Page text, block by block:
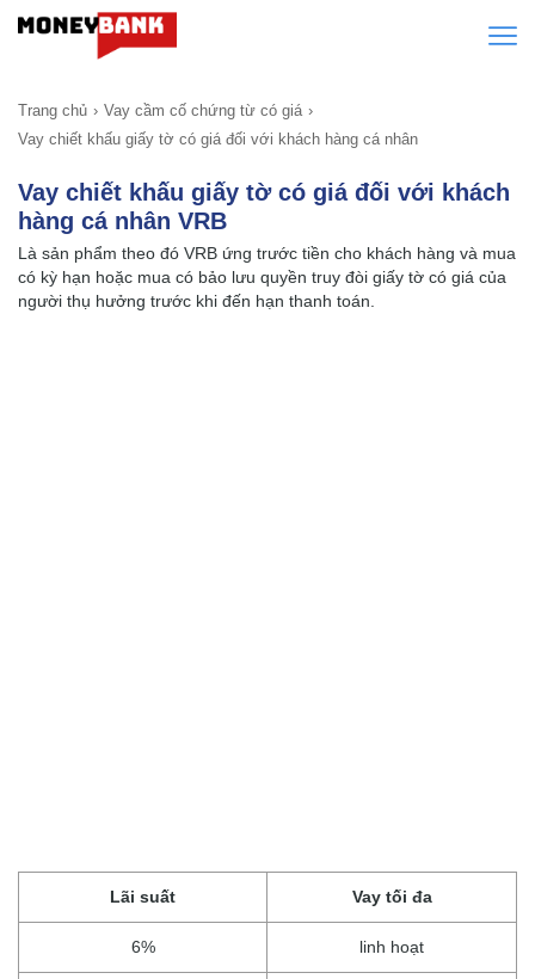
Trang chủ
Vay cầm cố chứng từ có giá
Vay chiết khấu giấy tờ có giá đối với khách hàng cá nhân
Vay chiết khấu giấy tờ có giá đối với khách
hàng cá nhân VRB
Là sản phẩm theo đó VRB ứng trước tiền cho khách hàng và mua
có kỳ hạn hoặc mua có bảo lưu quyền truy đòi giấy tờ có giá của
người thụ hưởng trước khi đến hạn thanh toán.
Lãi suất
6%
Vay tối đa
linh hoạt